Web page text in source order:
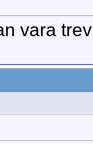
vara